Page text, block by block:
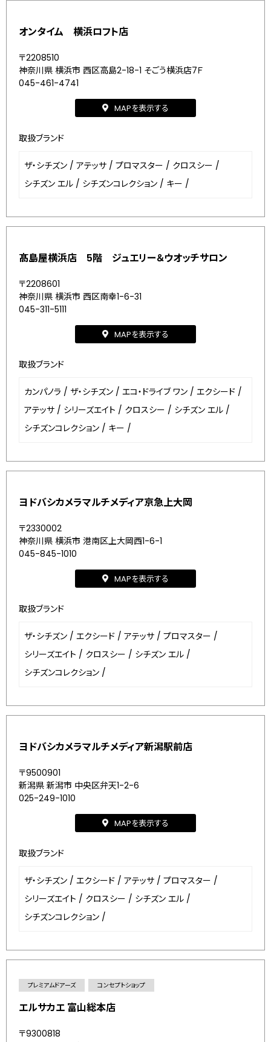
オンタイム 横浜ロフト店
〒2208510
神奈川県 横浜市 西区高島2-18-1 そごう横浜店7Ｆ
045-461-4741
MAPを表示する
取扱ブランド
ザ・シチズン / アテッサ / プロマスター / クロスシー /
シチズン エル / シチズンコレクション / キー /
髙島屋横浜店 5階 ジュエリー＆ウオッチサロン
〒2208601
神奈川県 横浜市 西区南幸1-6-31
045-311-5111
MAPを表示する
取扱ブランド
カンパノラ / ザ・シチズン / エコ・ドライブ ワン / エクシード /
アテッサ / シリーズエイト / クロスシー / シチズン エル /
シチズンコレクション / キー /
ヨドバシカメラマルチメディア京急上大岡
〒2330002
神奈川県 横浜市 港南区上大岡西1-6-1
045-845-1010
MAPを表示する
取扱ブランド
ザ・シチズン / エクシード / アテッサ / プロマスター /
シリーズエイト / クロスシー / シチズン エル /
シチズンコレクション /
ヨドバシカメラマルチメディア新潟駅前店
〒9500901
新潟県 新潟市 中央区弁天1-2-6
025-249-1010
MAPを表示する
取扱ブランド
ザ・シチズン / エクシード / アテッサ / プロマスター /
シリーズエイト / クロスシー / シチズン エル /
シチズンコレクション /
プレミアムドアーズ コンセプトショップ
エルサカエ 富山総本店
〒9300818